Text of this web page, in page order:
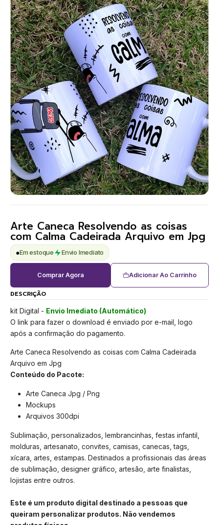
Arte Caneca Resolvendo as coisas
com Calma Cadeirada Arquivo em Jpg
●Em estoque Envio Imediato
Adicionar Ao Carrinho
Comprar Agora
DESCRIÇÃO
kit Digital - Envio Imediato (Automático)
O link para fazer o download é enviado por e-mail, logo
após a confirmação do pagamento.
Arte Caneca Resolvendo as coisas com Calma Cadeirada
Arquivo em Jpg
Conteúdo do Pacote:
Arte Caneca Jpg / Png
Mockups
Arquivos 300dpi
Sublimação, personalizados, lembrancinhas, festas infantil,
molduras, artesanato, convites, camisas, canecas, tags,
xícara, artes, estampas. Destinados a profissionais das áreas
de sublimação, designer gráfico, artesão, arte finalistas,
lojistas entre outros.
Este é um produto digital destinado a pessoas que
queiram personalizar produtos. Não vendemos